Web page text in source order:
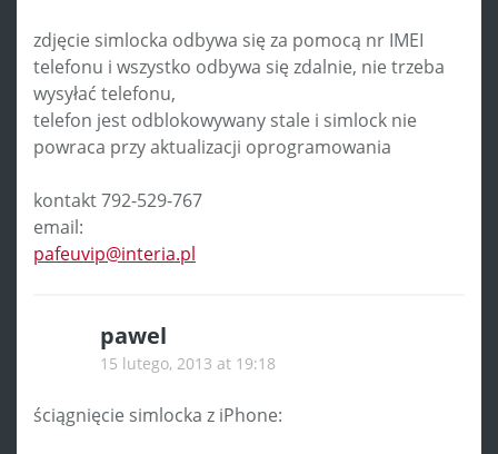
zdjęcie simlocka odbywa się za pomocą nr IMEI
telefonu i wszystko odbywa się zdalnie, nie trzeba
wysyłać telefonu,
telefon jest odblokowywany stale i simlock nie
powraca przy aktualizacji oprogramowania
kontakt 792-529-767
email:
pafeuvip@interia.pl
pawel
15 lutego, 2013 at 19:18
ściągnięcie simlocka z iPhone: